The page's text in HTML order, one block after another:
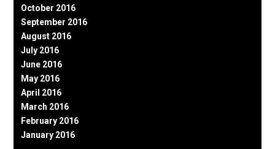
October 2016
September 2016
August 2016
July 2016
June 2016
May 2016
April 2016
March 2016
February 2016
January 2016